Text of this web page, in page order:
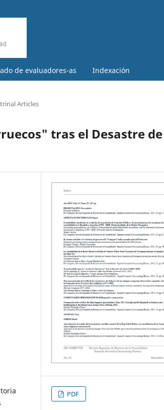
de evaluadores-as Indexación
Articles
tras el Desastre de
PDF